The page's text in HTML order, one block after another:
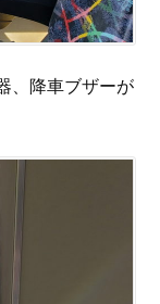
、降車ブザーが